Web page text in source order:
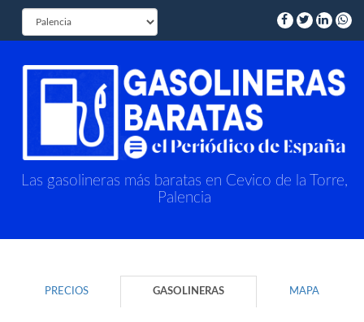
Las gasolineras más baratas en Cevico de la Torre,
Palencia
PRECIOS GASOLINERAS MAPA